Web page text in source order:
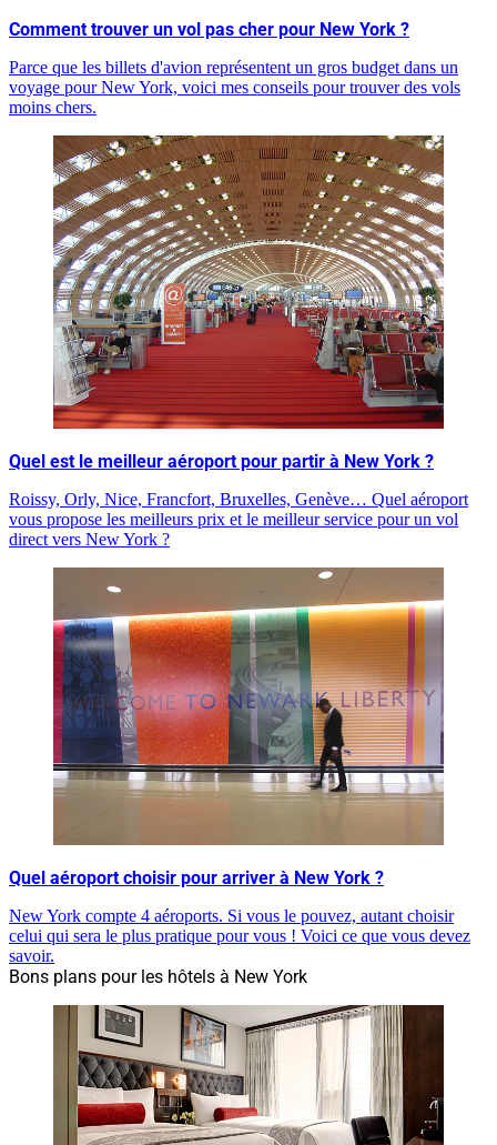
Comment trouver un vol pas cher pour New York ?
Parce que les billets d'avion représentent un gros budget dans un
voyage pour New York, voici mes conseils pour trouver des vols
moins chers.
Quel est le meilleur aéroport pour partir à New York ?
Roissy, Orly, Nice, Francfort, Bruxelles, Genève… Quel aéroport
vous propose les meilleurs prix et le meilleur service pour un vol
direct vers New York ?
Quel aéroport choisir pour arriver à New York ?
New York compte 4 aéroports. Si vous le pouvez, autant choisir
celui qui sera le plus pratique pour vous ! Voici ce que vous devez
savoir.
Bons plans pour les hôtels à New York